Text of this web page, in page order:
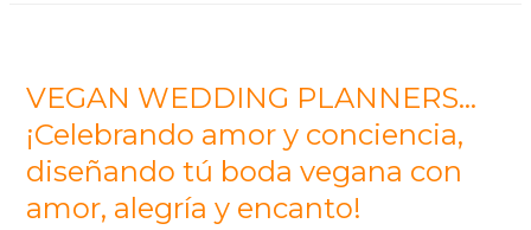
VEGAN WEDDING PLANNERS…
¡Celebrando amor y conciencia,
diseñando tú boda vegana con
amor, alegría y encanto!